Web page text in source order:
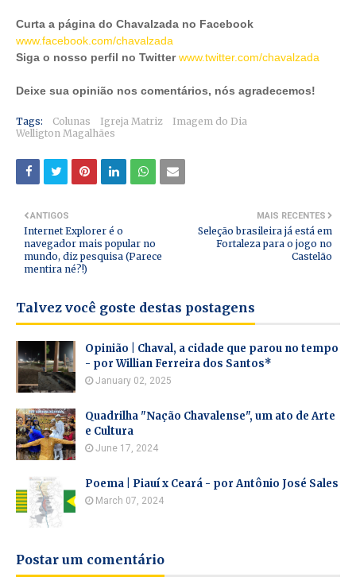
Curta a página do Chavalzada no Facebook
www.facebook.com/chavalzada
Siga o nosso perfil no Twitter www.twitter.com/chavalzada
Deixe sua opinião nos comentários, nós agradecemos!
Tags: Colunas Igreja Matriz
Imagem do Dia
Welligton Magalhães
MAIS RECENTES
Seleção brasileira já está em
Fortaleza para o jogo no
Castelão
ANTIGOS
Internet Explorer é o
navegador mais popular no
mundo, diz pesquisa (Parece
mentira né?!)
Talvez você goste destas postagens
Opinião | Chaval, a cidade que parou no tempo
- por Willian Ferreira dos Santos*
January 02, 2025
Quadrilha "Nação Chavalense", um ato de Arte
e Cultura
June 17, 2024
Poema | Piauí x Ceará - por Antônio José Sales
March 07, 2024
Postar um comentário